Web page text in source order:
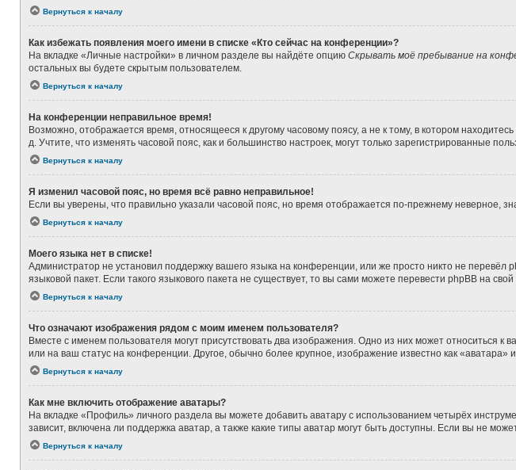
Вернуться к началу
Как избежать появления моего имени в списке «Кто сейчас на конференции»?
На вкладке «Личные настройки» в личном разделе вы найдёте опцию Скрывать моё пребывание на
остальных вы будете скрытым пользователем.
Вернуться к началу
На конференции неправильное время!
Возможно, отображается время, относящееся к другому часовому поясу, а не к тому, в котором
д. Учтите, что изменять часовой пояс, как и большинство настроек, могут только зарегистрированные
Вернуться к началу
Я изменил часовой пояс, но время всё равно неправильное!
Если вы уверены, что правильно указали часовой пояс, но время отображается по-прежнему неверное,
Вернуться к началу
Моего языка нет в списке!
Администратор не установил поддержку вашего языка на конференции, или же просто никто не
языковой пакет. Если такого языкового пакета не существует, то вы сами можете перевести phpBB на
Вернуться к началу
Что означают изображения рядом с моим именем пользователя?
Вместе с именем пользователя могут присутствовать два изображения. Одно из них может относиться
или на ваш статус на конференции. Другое, обычно более крупное, изображение известно как «аватара»
Вернуться к началу
Как мне включить отображение аватары?
На вкладке «Профиль» личного раздела вы можете добавить аватару с использованием четырёх
зависит, включена ли поддержка аватар, а также какие типы аватар могут быть доступны. Если вы не
Вернуться к началу